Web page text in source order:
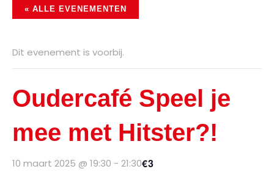
« ALLE EVENEMENTEN
Dit evenement is voorbij.
Oudercafé Speel je
mee met Hitster?!
10 maart 2025 @ 19:30 - 21:30€3